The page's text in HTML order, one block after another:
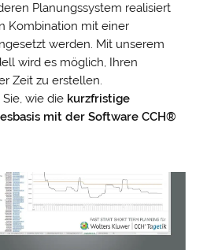
Planungssystem realisiert
Kombination mit einer
werden. Mit unserem
wird es möglich, Ihren
Zeit zu erstellen.
wie die kurzfristige
mit der Software CCH®